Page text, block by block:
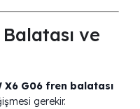
fren balatası
gerekir.